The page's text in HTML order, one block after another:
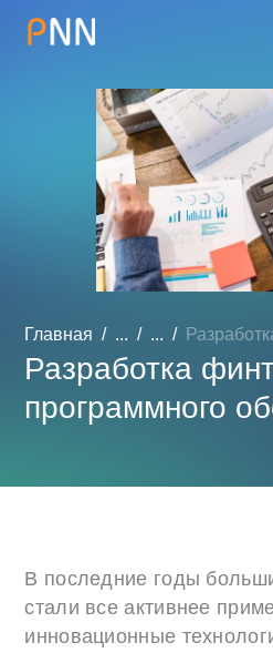
Главная ... ... Разработка
Разработка
программного
В последние годы
стали все активнее
инновационные